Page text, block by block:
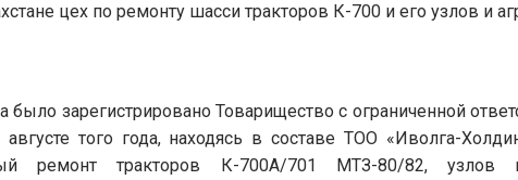
цех по ремонту шасси тракторов К-700 и его узлов и
было зарегистрировано Товарищество с ограниченной
того года, находясь в составе ТОО «Иволга-
ремонт тракторов К-700А/701 МТЗ-80/82, узлов и